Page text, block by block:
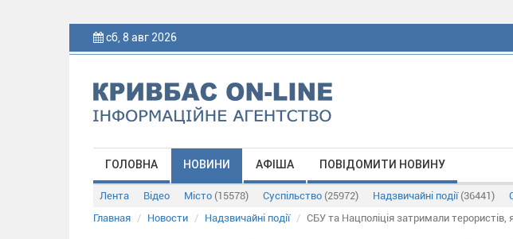
сб, 8 авг 2026
ГОЛОВНА НОВИНИ АФІША ПОВІДОМИТИ НОВИНУ
Лента Відео Місто (15578) Суспільство (25972) Надзвичайні події (36441)
Главная
Новости Надзвичайні події СБУ та Нацполіція затримали терористів,